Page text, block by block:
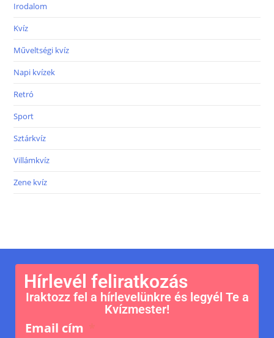
Irodalom
Kvíz
Műveltségi kvíz
Napi kvízek
Retró
Sport
Sztárkvíz
Villámkvíz
Zene kvíz
Hírlevél feliratkozás
Iraktozz fel a hírlevelünkre és legyél Te a
Kvízmester!
Email cím